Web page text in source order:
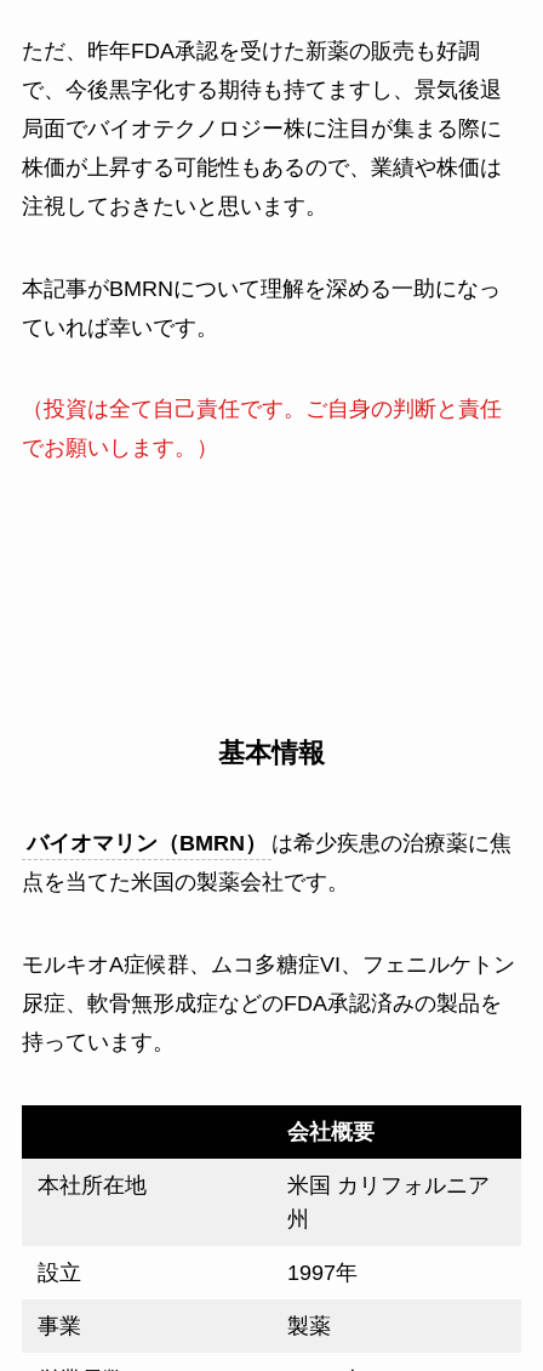
ただ、昨年FDA承認を受けた新薬の販売も好調
で、今後黒字化する期待も持てますし、景気後退
局面でバイオテクノロジー株に注目が集まる際に
株価が上昇する可能性もあるので、業績や株価は
注視しておきたいと思います。
本記事がBMRNについて理解を深める一助になっ
ていれば幸いです。
（投資は全て自己責任です。ご自身の判断と責任
でお願いします。）
基本情報
バイオマリン（BMRN）
は希少疾患の治療薬に焦
点を当てた米国の製薬会社です。
モルキオA症候群、ムコ多糖症VI、フェニルケトン
尿症、軟骨無形成症などのFDA承認済みの製品を
持っています。
会社概要
本社所在地
米国 カリフォルニア
州
設立 1997年
事業 製薬